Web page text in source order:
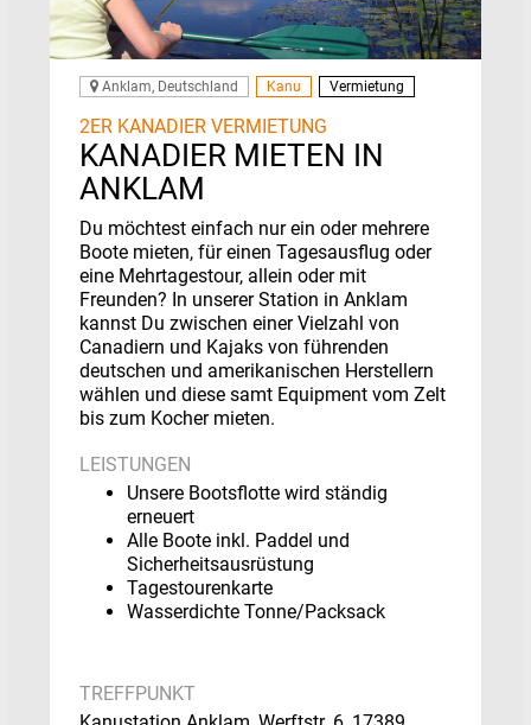
Anklam, Deutschland Kanu Vermietung
2ER KANADIER VERMIETUNG
KANADIER MIETEN IN
ANKLAM
Du möchtest einfach nur ein oder mehrere
Boote mieten, für einen Tagesausflug oder
eine Mehrtagestour, allein oder mit
Freunden? In unserer Station in Anklam
kannst Du zwischen einer Vielzahl von
Canadiern und Kajaks von führenden
deutschen und amerikanischen Herstellern
wählen und diese samt Equipment vom Zelt
bis zum Kocher mieten.
LEISTUNGEN
Unsere Bootsflotte wird ständig
erneuert
Alle Boote inkl. Paddel und
Sicherheitsausrüstung
Tagestourenkarte
Wasserdichte Tonne/Packsack
TREFFPUNKT